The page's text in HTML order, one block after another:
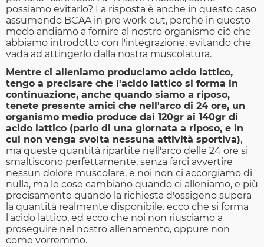
possiamo evitarlo? La risposta è anche in questo caso
assumendo BCAA in pre work out, perchè in questo
modo andiamo a fornire al nostro organismo ciò che
abbiamo introdotto con l'integrazione, evitando che
vada ad attingerlo dalla nostra muscolatura.
Mentre ci alleniamo produciamo acido lattico,
tengo a precisare che l'acido lattico si forma in
continuazione, anche quando siamo a riposo,
tenete presente amici che nell'arco di 24 ore, un
organismo medio produce dai 120gr ai 140gr di
acido lattico (parlo di una giornata a riposo, e in
cui non venga svolta nessuna attività sportiva),
ma queste quantità ripartite nell'arco delle 24 ore si
smaltiscono perfettamente, senza farci avvertire
nessun dolore muscolare, e noi non ci accorgiamo di
nulla, ma le cose cambiano quando ci alleniamo, e più
precisamente quando la richiesta d'ossigeno supera
la quantità realmente disponibile. ecco che si forma
l'acido lattico, ed ecco che noi non riusciamo a
proseguire nel nostro allenamento, oppure non
come vorremmo.